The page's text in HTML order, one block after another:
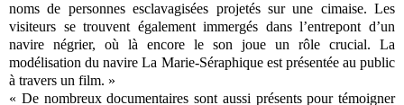
noms de personnes esclavagisées projetés sur une cimaise. Les
visiteurs se trouvent également immergés dans l’entrepont d’un
navire négrier, où là encore le son joue un rôle crucial. La
modélisation du navire La Marie-Séraphique est présentée au public
à travers un film. »
« De nombreux documentaires sont aussi présents pour témoigner